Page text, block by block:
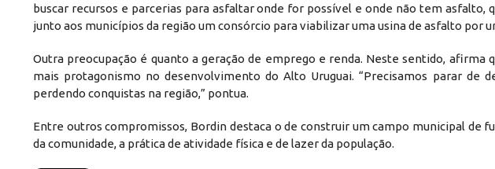
buscar recursos e parcerias para asfaltar onde for possível e onde não tem
junto aos municípios da região um consórcio para viabilizar uma usina de asfalto por
Outra preocupação é quanto a geração de emprego e renda. Neste sentido,
mais protagonismo no desenvolvimento do Alto Uruguai. “Precisamos parar de
perdendo conquistas na região,” pontua.
Entre outros compromissos, Bordin destaca o de construir um campo municipal de
da comunidade, a prática de atividade física e de lazer da população.